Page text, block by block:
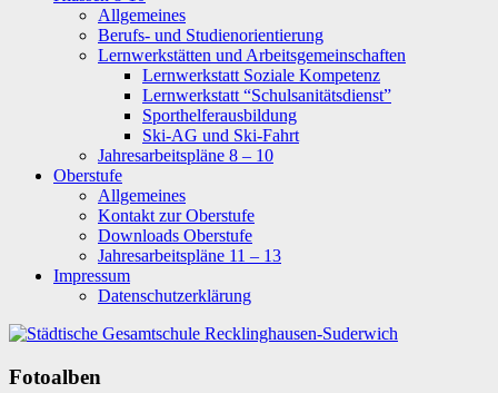
Allgemeines
Berufs- und Studienorientierung
Lernwerkstätten und Arbeitsgemeinschaften
Lernwerkstatt Soziale Kompetenz
Lernwerkstatt “Schulsanitätsdienst”
Sporthelferausbildung
Ski-AG und Ski-Fahrt
Jahresarbeitspläne 8 – 10
Oberstufe
Allgemeines
Kontakt zur Oberstufe
Downloads Oberstufe
Jahresarbeitspläne 11 – 13
Impressum
Datenschutzerklärung
Fotoalben